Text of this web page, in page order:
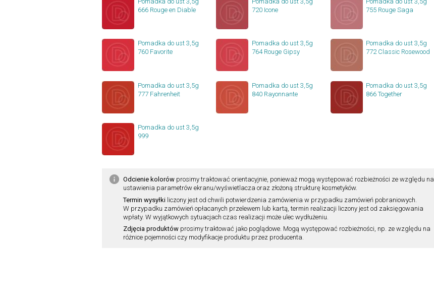
666 Rouge en Diable
720 Icone
755 Rouge Saga
Pomadka do ust 3,5g
760 Favorite
Pomadka do ust 3,5g
764 Rouge Gipsy
Pomadka do ust 3,5g
772 Classic Rosewood
Pomadka do ust 3,5g
777 Fahrenheit
Pomadka do ust 3,5g
840 Rayonnante
Pomadka do ust 3,5g
866 Together
Pomadka do ust 3,5g
999
Odcienie kolorów prosimy traktować orientacyjnie, ponieważ mogą występować rozbieżności ze względu na
ustawienia parametrów ekranu/wyświetlacza oraz złożoną strukturę kosmetyków.
Termin wysyłki liczony jest od chwili potwierdzenia zamówienia w przypadku zamówień pobraniowych.
W przypadku zamówień opłacanych przelewem lub kartą, termin realizacji liczony jest od zaksięgowania
wpłaty. W wyjątkowych sytuacjach czas realizacji może ulec wydłużeniu.
Zdjęcia produktów prosimy traktować jako poglądowe. Mogą występować rozbieżności, np. ze względu na
różnice pojemności czy modyfikacje produktu przez producenta.